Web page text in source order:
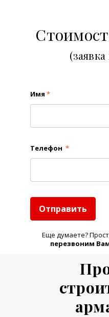
Имя *
Телефон *
Отправить
Еще думаете?
перезвоним